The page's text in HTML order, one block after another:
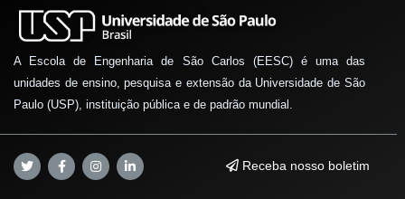
A Escola de Engenharia de São Carlos (EESC) é uma das
unidades de ensino, pesquisa e extensão da Universidade de São
Paulo (USP), instituição pública e de padrão mundial.
Receba nosso boletim